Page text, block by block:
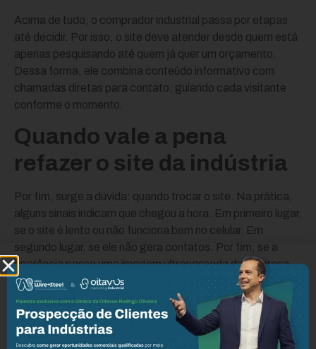
Acima de tudo, o comprador industrial passa por etapas
até decidir. Por isso, o site deve atender desde quem está
apenas pesquisando até quem já quer um orçamento.
Dessa forma, ele combina conteúdo informativo com
chamadas diretas para contato, guiando cada visitante
conforme o momento.
Quando vale a pena
refazer o site da indústria
Por fim, surge a dúvida: quando trocar o site. Na prática,
alguns sinais indicam que chegou a hora. Em primeiro lugar,
se o site é lento ou não funciona bem no celular. Em
segundo lugar, se ele não gera contatos. Por fim, se a
aparência passa uma imagem ultrapassada da empresa.
Dessa forma, se o site atual apenas informa e não vende,
refazê-lo deixa de ser gasto e vira investimento. Afinal, um
site moderno e focado em conversão se paga com as
oportunidades que gera.